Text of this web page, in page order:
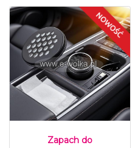
Zapach do